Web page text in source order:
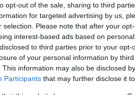
opt-out of the sale, sharing to third
for targeted advertising by us,
selection. Please note that after your
interest-based ads based on
to third parties prior to your
of your personal information by
This information may also be disclosed
Participants that may further disclose it
elegendő az állami
szerint hozzávetőlegesen
úgy a City Hitelbróker Kft.
Körkép kutatásában,
hogy minél hamarabb
de a fiatalok is egyre inkább